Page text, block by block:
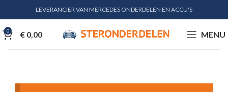
LEVERANCIER VAN MERCEDES ONDERDELEN EN ACCU'S
0 € 0,00 MENU